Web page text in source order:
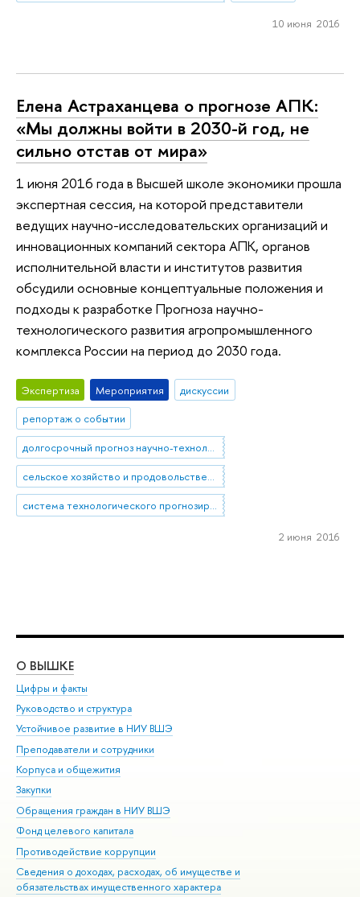
10 июня 2016
Елена Астраханцева о прогнозе АПК:
«Мы должны войти в 2030-й год, не
сильно отстав от мира»
1 июня 2016 года в Высшей школе экономики прошла
экспертная сессия, на которой представители
ведущих научно-исследовательских организаций и
инновационных компаний сектора АПК, органов
исполнительной власти и институтов развития
обсудили основные концептуальные положения и
подходы к разработке Прогноза научно-
технологического развития агропромышленного
комплекса России на период до 2030 года.
Экспертиза Мероприятия
дискуссии
репортаж о событии
долгосрочный прогноз научно-технологического развития
сельское хозяйство и продовольственная безопасность
система технологического прогнозирования
2 июня 2016
О ВЫШКЕ
Цифры и факты
Руководство и структура
Устойчивое развитие в НИУ ВШЭ
Преподаватели и сотрудники
Корпуса и общежития
Закупки
Обращения граждан в НИУ ВШЭ
Фонд целевого капитала
Противодействие коррупции
Сведения о доходах, расходах, об имуществе и
обязательствах имущественного характера